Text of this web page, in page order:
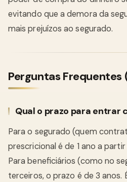
evitando que a demora da
mais prejuízos ao segurado.
Perguntas Frequentes
Qual o prazo para entrar
Para o segurado (quem
prescricional é de 1 ano a
Para beneficiários (como no
terceiros, o prazo é de 3 anos.